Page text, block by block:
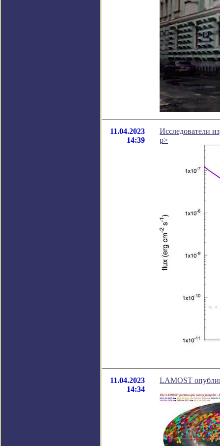
11.04.2023
14:39
Исследователи
p>
11.04.2023
14:34
LAMOST